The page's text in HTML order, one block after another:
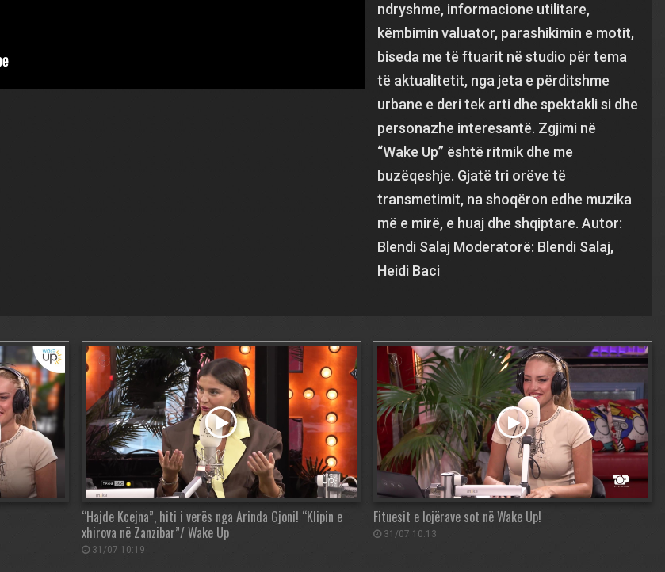
ndryshme, informacione utilitare,
këmbimin valuator, parashikimin e motit,
biseda me të ftuarit në studio për tema
të aktualitetit, nga jeta e përditshme
urbane e deri tek arti dhe spektakli si dhe
personazhe interesantë. Zgjimi në
“Wake Up” është ritmik dhe me
buzëqeshje. Gjatë tri orëve të
transmetimit, na shoqëron edhe muzika
më e mirë, e huaj dhe shqiptare. Autor:
Blendi Salaj Moderatorë: Blendi Salaj,
Heidi Baci
“Hajde Kcejna”, hiti i verës nga Arinda Gjoni! “Klipin e
xhirova në Zanzibar”/ Wake Up
31/07 10:19
Fituesit e lojërave sot në Wake Up!
31/07 10:13